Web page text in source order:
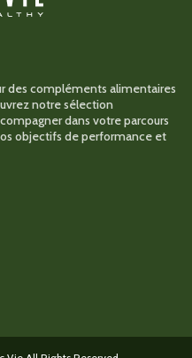
des compléments alimentaires
notre sélection
dans votre parcours
objectifs de performance et